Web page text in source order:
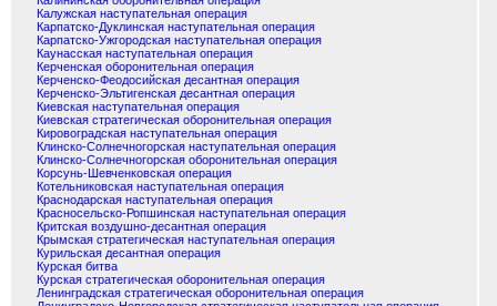
Калужская наступательная операция
Карпатско-Дуклинская наступательная операция
Карпатско-Ужгородская наступательная операция
Каунасская наступательная операция
Керченская оборонительная операция
Керченско-Феодосийская десантная операция
Керченско-Эльтигенская десантная операция
Киевская наступательная операция
Киевская стратегическая оборонительная операция
Кировоградская наступательная операция
Клинско-Солнечногорская наступательная операция
Клинско-Солнечногорская оборонительная операция
Корсунь-Шевченковская операция
Котельниковская наступательная операция
Краснодарская наступательная операция
Красносельско-Ропшинская наступательная операция
Критская воздушно-десантная операция
Крымская стратегическая наступательная операция
Курильская десантная операция
Курская битва
Курская стратегическая оборонительная операция
Ленинградская стратегическая оборонительная операция